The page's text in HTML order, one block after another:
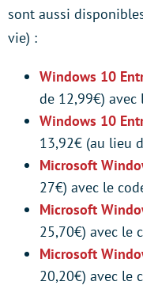
sont aussi
vie) :
Windows 10
de 12,99€) avec
Windows 10
13,92€ (au lieu
Microsoft
27€) avec le
Microsoft
25,70€) avec le
Microsoft
20,20€) avec le